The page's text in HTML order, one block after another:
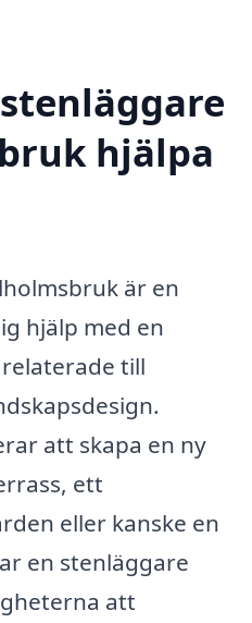
hjälpa
är en
hjälp med en
till
att skapa en ny
ett
eller kanske en
en stenläggare
att